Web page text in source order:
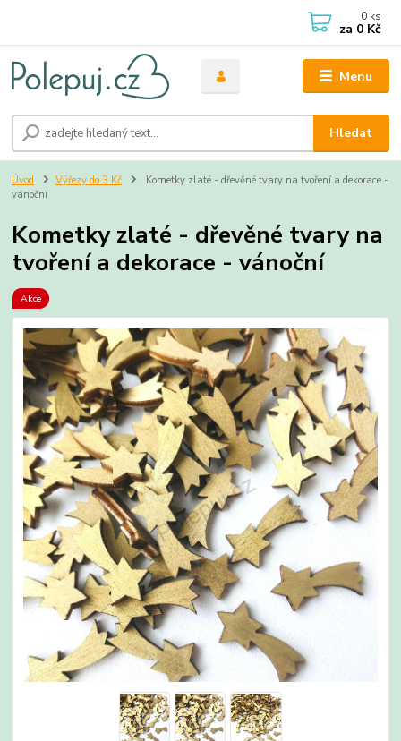
Menu
Hledat
0 ks
za 0 Kč
Úvod Výřezy do 3 Kč
Kometky zlaté - dřevěné tvary na tvoření a dekorace -
vánoční
Kometky zlaté - dřevěné tvary na
tvoření a dekorace - vánoční
Akce